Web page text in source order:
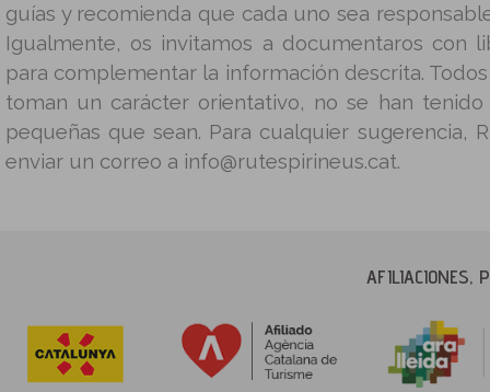
guías y recomienda que cada uno sea
Igualmente, os invitamos a documentaros con
para complementar la información descrita.
toman un carácter orientativo, no se han
pequeñas que sean. Para cualquier sugerencia,
enviar un correo a info@rutespirineus.cat.
AFILIACIONES,